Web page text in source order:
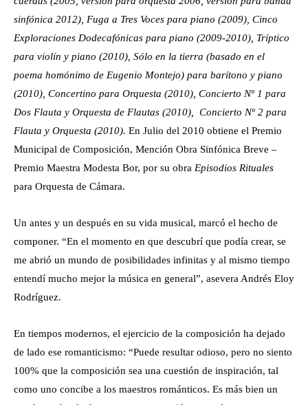
sinfónica 2012), Fuga a Tres Voces para piano (2009), Cinco
Exploraciones Dodecafónicas para piano (2009-2010), Tríptico
para violín y piano (2010), Sólo en la tierra (basado en el
poema homónimo de Eugenio Montejo) para barítono y piano
(2010), Concertino para Orquesta (2010), Concierto Nº 1 para
Dos Flauta y Orquesta de Flautas (2010), Concierto Nº 2 para
Flauta y Orquesta (2010). En Julio del 2010 obtiene el Premio
Municipal de Composición, Mención Obra Sinfónica Breve –
Premio Maestra Modesta Bor, por su obra Episodios Rituales
para Orquesta de Cámara.
Un antes y un después en su vida musical, marcó el hecho de
componer. “En el momento en que descubrí que podía crear, se
me abrió un mundo de posibilidades infinitas y al mismo tiempo
entendí mucho mejor la música en general”, asevera Andrés Eloy
Rodríguez.
En tiempos modernos, el ejercicio de la composición ha dejado
de lado ese romanticismo: “Puede resultar odioso, pero no siento
100% que la composición sea una cuestión de inspiración, tal
como uno concibe a los maestros románticos. Es más bien un